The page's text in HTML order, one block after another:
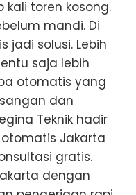
toren kosong.
mandi. Di
jadi solusi. Lebih
saja lebih
otomatis yang
dan
Teknik hadir
Jakarta
gratis.
dengan